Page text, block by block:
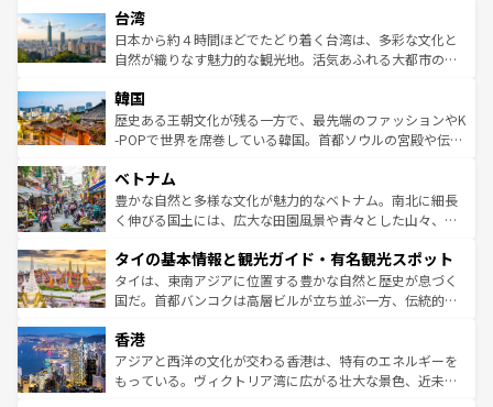
人々、おいしいローカルフードやハワイアンミュージッ
ク、伝統的なフラダンスなど、すべてがハワイの魅力を彩
っている。訪れるたびに新しい発見と感動が待っているハ
はコンテンツ一覧
リアリーフや大陸中央部にそびえるウルル（エアーズロッ
ク）、タスマニアの美しい原生林やケアンズの熱帯雨林な
ど、見どころがたくさん。また、カフェやワイン、オージ
いる。アクティビティも充実しており、サーフィンやダイ
ビング、ハイキングなど、アウトドア好きにはたまらな
い。オーストラリアの多彩な魅力を存分に味わいつくそ
参照してほしい。
台湾
日本から約４時間ほどでたどり着く台湾は、多彩な文化と
自然が織りなす魅力的な観光地。活気あふれる大都市の台
ン）、静ひつな山岳地帯である台湾東部など、都市の喧騒
と山間の静けさが共存しており、訪れる人に新しい発見と
驚きをもたらしてくれる。また、奥深い台湾の食文化も魅
容にもいいと評判のスイーツなど、バラエティ豊かな料理
が味わえる。 なお、新着の台湾情報は コンテンツ一覧を参
照してほしい。
韓国
歴史ある王朝文化が残る一方で、最先端のファッションやK
-POPで世界を席巻している韓国。首都ソウルの宮殿や伝統
き、地方に足を延ばせば四季折々の自然美を楽しむことが
できる。そして、キムチや焼肉、絶品のストリートフード
まで、さまざまな韓国料理が待っている。夜には、韓国な
リティに包まれながら、韓国の多彩な魅力を心ゆくまで味
わってみてほしい。 なお、新着の韓国情報はコンテンツ一
覧を参照してほしい。
ベトナム
豊かな自然と多様な文化が魅力的なベトナム。南北に細長
く伸びる国土には、広大な田園風景や青々とした山々、世
急速な発展と共に伝統が息づく。ハノイの古い町並みやホ
ーチミン市のフランス統治時代の建物も、独特の雰囲気を
醸し出している。また、バラエティの豊かさとおいしさで
とつ。フォーやバインミー、ベトナムコーヒーなどは、ぜ
ひ現地で味わいたい。どの地域を訪れてもあたたかい人々
が旅行者を迎えてくれるので、きっと忘れられない旅にな
タイの基本情報と観光ガイド・有名観光スポット
タイは、東南アジアに位置する豊かな自然と歴史が息づく
国だ。首都バンコクは高層ビルが立ち並ぶ一方、伝統的な
の活気が交差している。北部ではチェンマイなどの山岳地
帯で自然と触れ合い、南部ではプーケットやクラビの美し
いビーチでリゾート気分を楽しむことができる。タイ料理
香港
アジアと西洋の文化が交わる香港は、特有のエネルギーを
もっている。ヴィクトリア湾に広がる壮大な景色、近未来